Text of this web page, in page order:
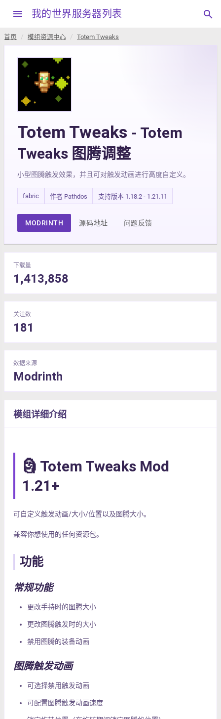
menu 我的世界服务器列表 search
首页 模组资源中心 Totem Tweaks
Totem Tweaks - Totem
Tweaks 图腾调整
小型图腾触发效果，并且可对触发动画进行高度自定义。
fabric 作者 Pathdos 支持版本 1.18.2 - 1.21.11
MODRINTH 源码地址 问题反馈
下载量
1,413,858
关注数
181
数据来源
Modrinth
模组详细介绍
🗿 Totem Tweaks Mod
1.21+
可自定义触发动画/大小/位置以及图腾大小。
兼容你想使用的任何资源包。
功能
常规功能
更改手持时的图腾大小
更改图腾触发时的大小
禁用图腾的装备动画
图腾触发动画
可选择禁用触发动画
可配置图腾触发动画速度